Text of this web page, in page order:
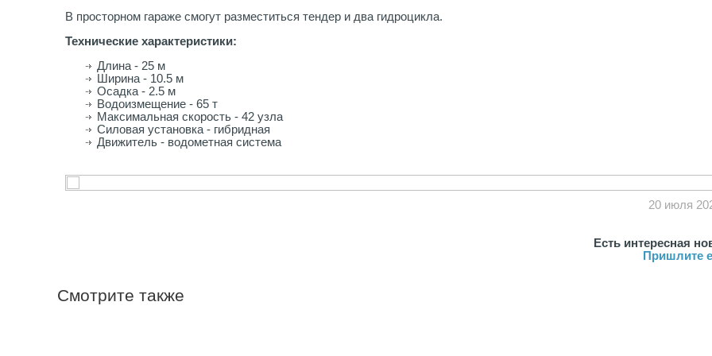
В просторном гараже смогут разместиться тендер и два гидроцикла.
Технические характеристики:
Длина - 25 м
Ширина - 10.5 м
Осадка - 2.5 м
Водоизмещение - 65 т
Максимальная скорость - 42 узла
Силовая установка - гибридная
Движитель - водометная система
20 июля
Есть интересная
Пришлите
Смотрите также